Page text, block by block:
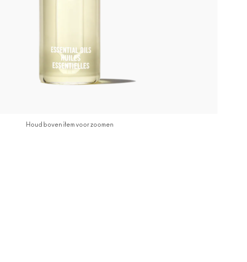
Houd boven item voor zoomen